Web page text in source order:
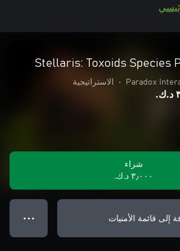
Stellaris: Toxoids Species
Paradox
• الاستراتيجية
شراء
٣٫٠٠٠ د.ك.‏
إلى قائمة الأمنيات ● ● ●